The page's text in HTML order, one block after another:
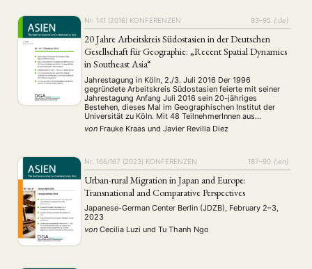
NEWS ASIEN ARBEITSKREISE VERANSTALTUNGEN
ANGEBOTE
Nr. 141 (2016) KONFERENZEN 93–95 {:de}
20 Jahre Arbeitskreis Südostasien in der Deutschen
Gesellschaft für Geographie: „Recent Spatial Dynamics
in Southeast Asia“
Jahrestagung in Köln, 2./3. Juli 2016 Der 1996
gegründete Arbeitskreis Südostasien feierte mit seiner
Jahrestagung Anfang Juli 2016 sein 20-jähriges
Bestehen, dieses Mal im Geographischen Institut der
Universität zu Köln. Mit 48 TeilnehmerInnen aus
verschiedenen Teilen Deutschlands und Österreichs
waren zahlreiche KollegInnen, DoktorandInnen und
Forschungsarbeiten aus …
von Frauke Kraas und Javier Revilla Diez
Nr. 166/167 (2023) KONFERENZEN 187–90 {:en}
Urban-rural Migration in Japan and Europe:
Transnational and Comparative Perspectives
Japanese-German Center Berlin (JDZB), February 2–3,
2023
von Cecilia Luzi und Tu Thanh Ngo